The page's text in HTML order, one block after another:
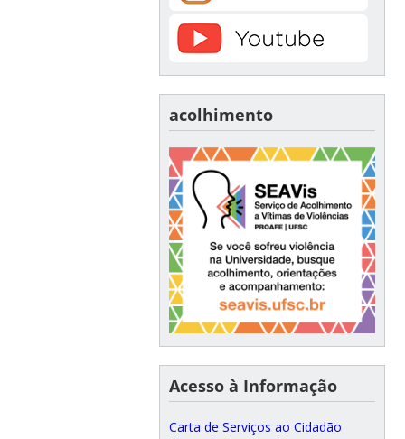
acolhimento
Acesso à Informação
Carta de Serviços ao Cidadão